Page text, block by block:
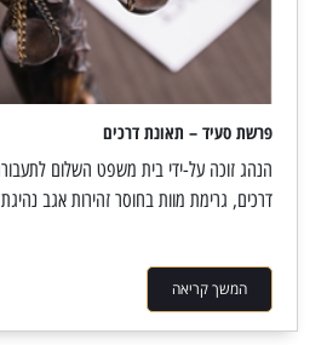
פרשת סעיד – תאונת דרכים
הנהג זוכה על-ידי בית משפט השלום
דרכים, גרימת מוות בחוסר זהירות אגב
המשך קריאה